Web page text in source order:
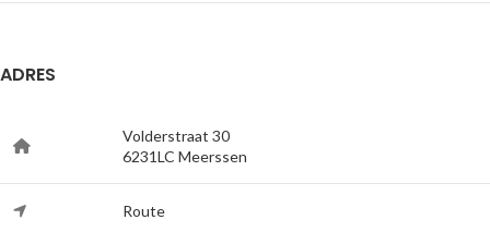
ADRES
Volderstraat 30
6231LC Meerssen
Route